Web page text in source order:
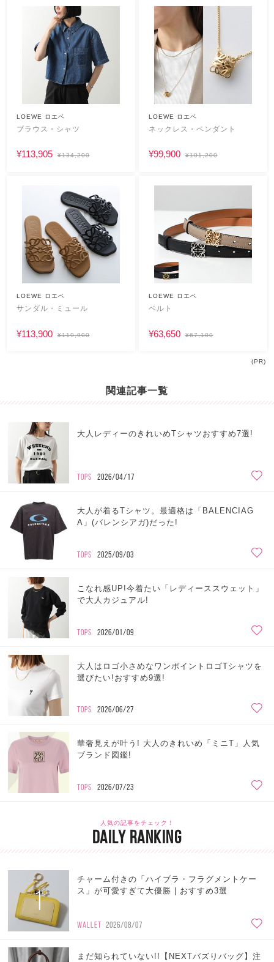
LOEWE ロエベ
ブラウス・シャツ
¥113,905 ¥134,200
LOEWE ロエベ
ネックレス・ペンダント
¥99,900 ¥101,200
LOEWE ロエベ
サンダル・ミュール
¥113,900 ¥119,900
LOEWE ロエベ
ベルト
¥63,650 ¥67,100
(PR)
関連記事一覧
大人レディーのきれいめTシャツおすすめ7選!
TOPS 2026/04/17
大人が着るTシャツ。最適格は「BALENCIAG
A」(バレンシアガ)だった!
TOPS 2025/09/03
こなれ感UP!今着たい「レディーススウェット」
で大人カジュアル!
TOPS 2026/01/09
大人はロゴ小さめなワンポイントロゴTシャツを
選びたい!おすすめ9選!
TOPS 2026/06/27
華奢見えが叶う! 大人のきれいめ「ミニT」人気
ブランド図鑑!
TOPS 2026/07/23
人気の記事をチェック！
DAILY RANKING
1
チャーム付きの「ハイブラ・フラグメントケー
ス」が可愛すぎて大優勝 | おすすめ3選
WALLET 2026/08/07
まだ知られていない!!【NEXTバズりバッグ】注